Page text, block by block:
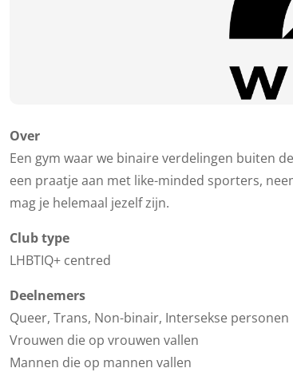
Over
Een gym waar we binaire verdelingen buiten
een praatje aan met like-minded sporters,
mag je helemaal jezelf zijn.
Club type
LHBTIQ+ centred
Deelnemers
Queer, Trans, Non-binair, Intersekse personen
Vrouwen die op vrouwen vallen
Mannen die op mannen vallen